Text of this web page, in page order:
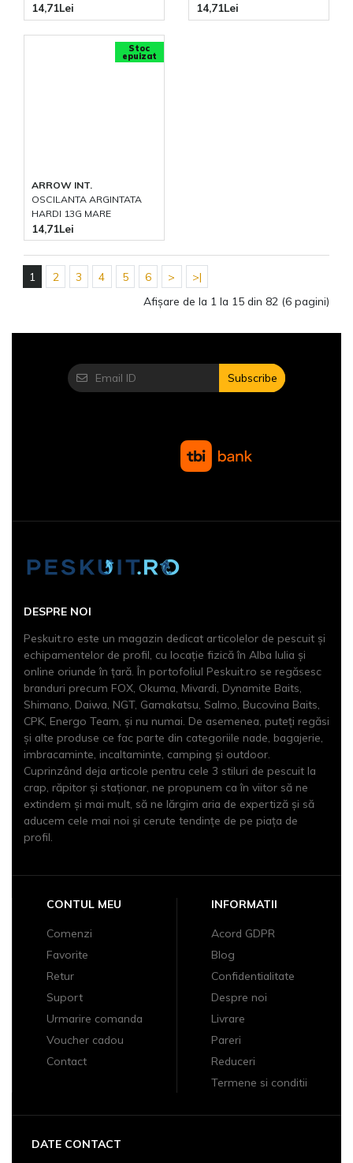
14,71Lei 14,71Lei
Stoc
epuizat
ARROW INT.
OSCILANTA ARGINTATA
HARDI 13G MARE
14,71Lei
1 2 3 4 5 6 >
>|
Afişare de la 1 la 15 din 82 (6 pagini)
Subscribe
DESPRE NOI
Peskuit.ro este un magazin dedicat articolelor de pescuit şi
echipamentelor de profil, cu locaţie fizică în Alba Iulia și
online oriunde în țară. În portofoliul Peskuit.ro se regăsesc
branduri precum FOX, Okuma, Mivardi, Dynamite Baits,
Shimano, Daiwa, NGT, Gamakatsu, Salmo, Bucovina Baits,
CPK, Energo Team, și nu numai. De asemenea, puteți regăsi
și alte produse ce fac parte din categoriile nade, bagajerie,
imbracaminte, incaltaminte, camping și outdoor.
Cuprinzând deja articole pentru cele 3 stiluri de pescuit la
crap, răpitor și staționar, ne propunem ca în viitor să ne
extindem şi mai mult, să ne lărgim aria de expertiză şi să
aducem cele mai noi şi cerute tendinţe de pe piaţa de
profil.
CONTUL MEU
Comenzi
Favorite
Retur
Suport
Urmarire comanda
Voucher cadou
Contact
INFORMATII
Acord GDPR
Blog
Confidentialitate
Despre noi
Livrare
Pareri
Reduceri
Termene si conditii
DATE CONTACT